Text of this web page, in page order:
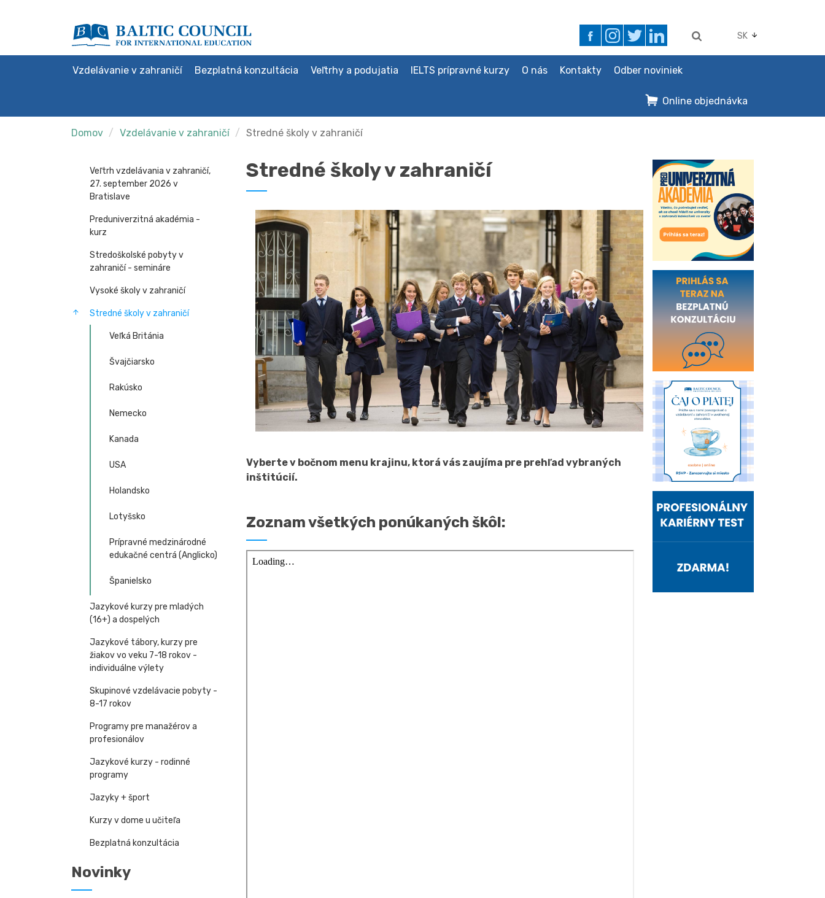
SK
Vzdelávanie v zahraničí Bezplatná konzultácia Veľtrhy a podujatia IELTS prípravné kurzy O nás Kontakty Odber noviniek
Online objednávka
Domov Vzdelávanie v zahraničí Stredné školy v zahraničí
Veľtrh vzdelávania v zahraničí,
27. september 2026 v
Bratislave
Preduniverzitná akadémia -
kurz
Stredoškolské pobyty v
zahraničí - semináre
Vysoké školy v zahraničí
Stredné školy v zahraničí
Veľká Británia
Švajčiarsko
Rakúsko
Nemecko
Kanada
USA
Holandsko
Lotyšsko
Prípravné medzinárodné
edukačné centrá (Anglicko)
Španielsko
Jazykové kurzy pre mladých
(16+) a dospelých
Jazykové tábory, kurzy pre
žiakov vo veku 7-18 rokov -
individuálne výlety
Skupinové vzdelávacie pobyty -
8-17 rokov
Programy pre manažérov a
profesionálov
Jazykové kurzy - rodinné
programy
Jazyky + šport
Kurzy v dome u učiteľa
Bezplatná konzultácia
Novinky
Stredné školy v zahraničí
Vyberte v bočnom menu krajinu, ktorá vás zaujíma pre prehľad vybraných
inštitúcií.
Zoznam všetkých ponúkaných škôl: